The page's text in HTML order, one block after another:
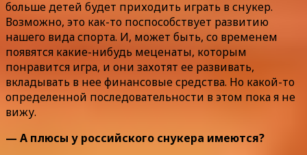
больше детей будет приходить играть в снукер.
Возможно, это как-то поспособствует развитию
нашего вида спорта. И, может быть, со временем
появятся какие-нибудь меценаты, которым
понравится игра, и они захотят ее развивать,
вкладывать в нее финансовые средства. Но какой-то
определенной последовательности в этом пока я не
вижу.
— А плюсы у российского снукера имеются?